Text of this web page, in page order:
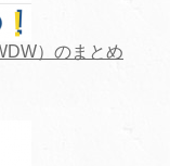
）のまとめ